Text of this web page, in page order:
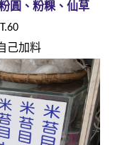
圓、粉粿、仙草
己加料